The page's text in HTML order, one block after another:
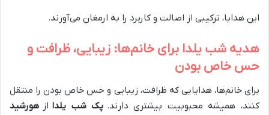
این هدایا، ترکیبی از اصالت و کاربرد را به ارمغان می‌آورند.
هدیه شب یلدا برای خانم‌ها: زیبایی، ظرافت و
حس خاص بودن
برای خانم‌ها، هدایایی که ظرافت، زیبایی و حس خاص بودن را منتقل
کنند، همیشه محبوبیت بیشتری دارند. پک شب یلدا از هورشید